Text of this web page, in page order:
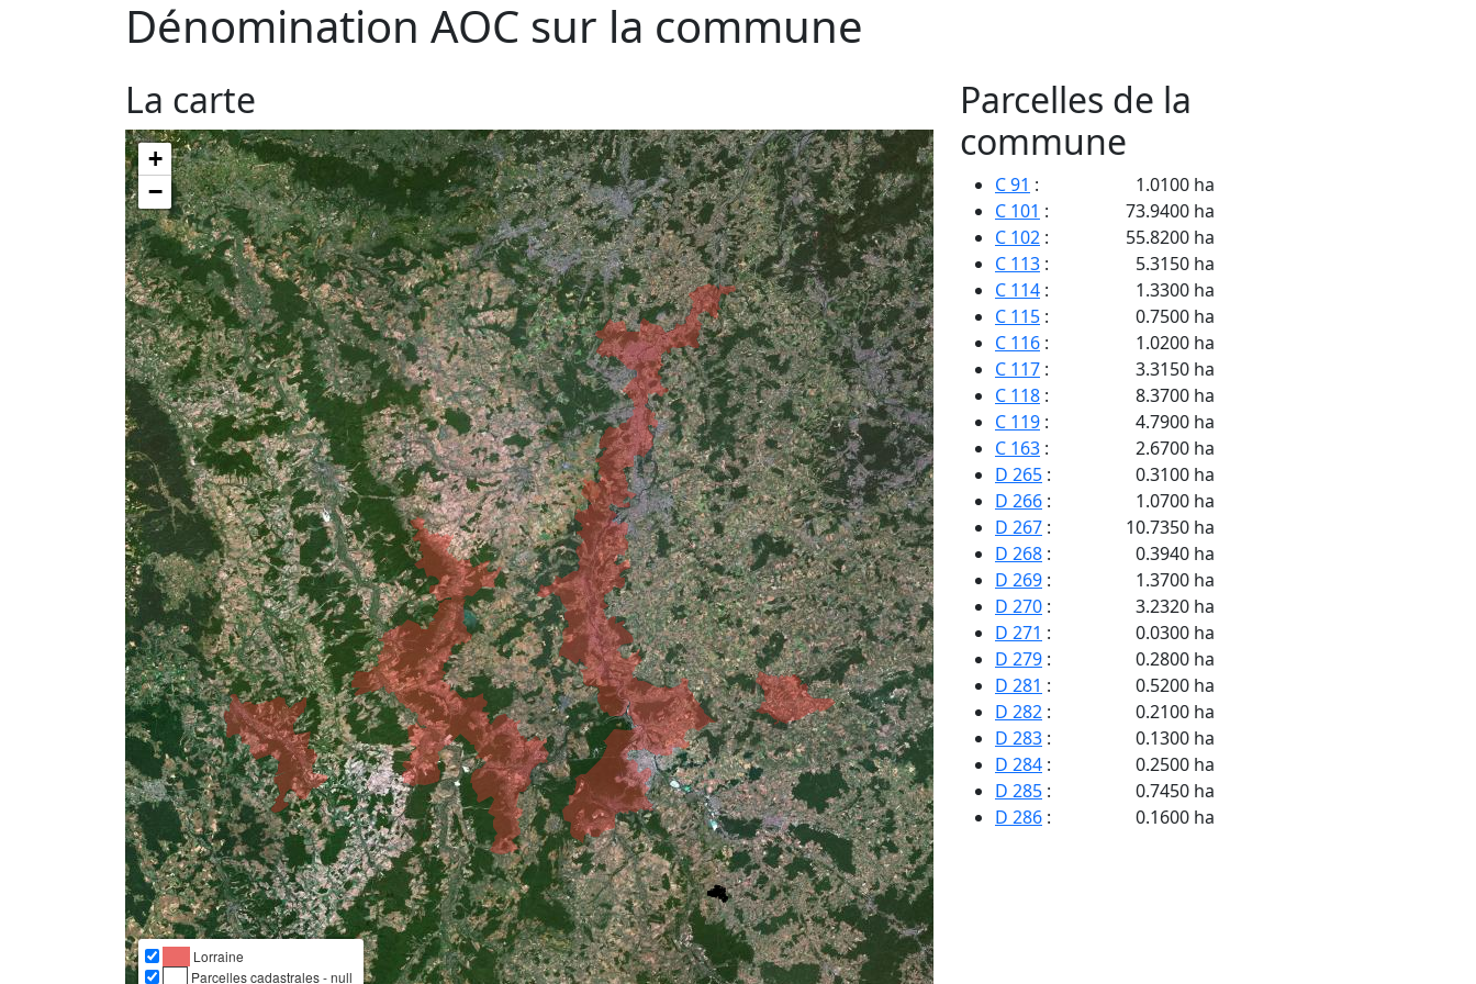
Dénomination AOC sur la commune
La carte
+
−
Lorraine
Parcelles cadastrales - null
Parcelles de la
commune
C 91 :
1.0100 ha
C 101 :
73.9400 ha
C 102 :
55.8200 ha
C 113 :
5.3150 ha
C 114 :
1.3300 ha
C 115 :
0.7500 ha
C 116 :
1.0200 ha
C 117 :
3.3150 ha
C 118 :
8.3700 ha
C 119 :
4.7900 ha
C 163 :
2.6700 ha
D 265 :
0.3100 ha
D 266 :
1.0700 ha
D 267 :
10.7350 ha
D 268 :
0.3940 ha
D 269 :
1.3700 ha
D 270 :
3.2320 ha
D 271 :
0.0300 ha
D 279 :
0.2800 ha
D 281 :
0.5200 ha
D 282 :
0.2100 ha
D 283 :
0.1300 ha
D 284 :
0.2500 ha
D 285 :
0.7450 ha
D 286 :
0.1600 ha